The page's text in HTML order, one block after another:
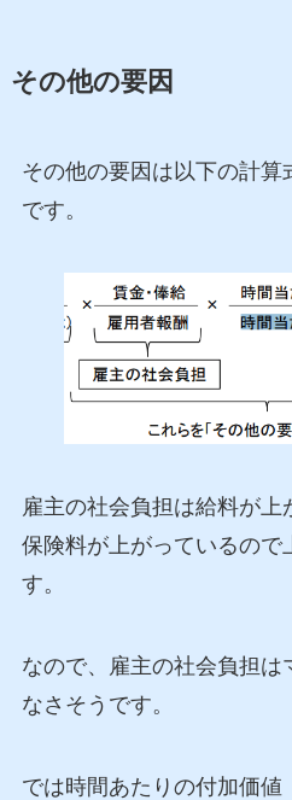
その他の要因
その他の要因は以下の計算
です。
雇主の社会負担は給料が上
保険料が上がっているので
す。
なので、雇主の社会負担は
なさそうです。
では時間あたりの付加価値